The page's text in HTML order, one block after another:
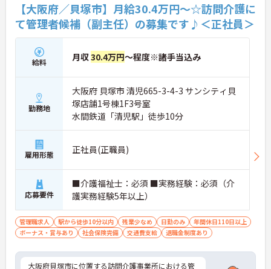
【大阪府／貝塚市】月給30.4万円～☆訪問介護に
て管理者候補（副主任）の募集です♪＜正社員＞
給料 月収30.4万円～程度※諸手当込み
勤務地
大阪府 貝塚市 清児665-3-4-3 サンシティ貝
塚店舗1号棟1F3号室
水間鉄道「清児駅」徒歩10分
雇用形態 正社員(正職員)
応募要件
■介護福祉士：必須 ■実務経験：必須（介
護実務経験5年以上）
管理職求人 駅から徒歩10分以内 残業少なめ 日勤のみ
年間休日110日以上
ボーナス・賞与あり
社会保険完備 交通費支給 退職金制度あり
大阪府貝塚市に位置する訪問介護事業所における管